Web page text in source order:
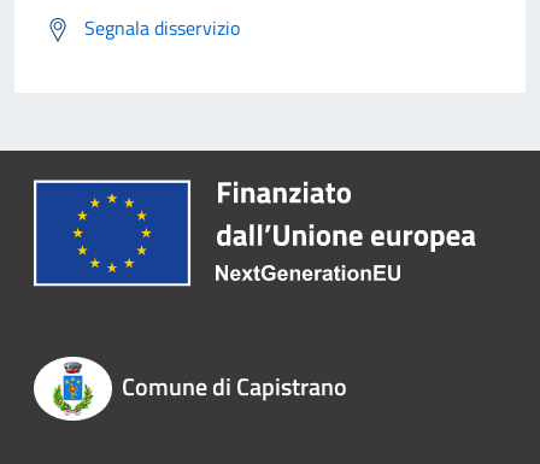
Segnala disservizio
Comune di Capistrano